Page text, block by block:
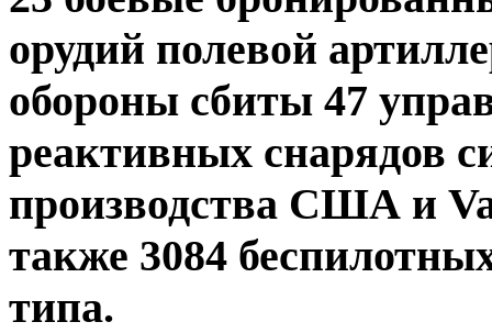
орудий полевой
обороны сбиты 47
реактивных снарядов
производства США и
также 3084
типа.